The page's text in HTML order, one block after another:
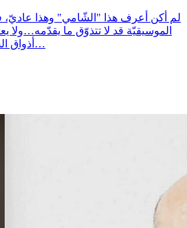
لم أكن أعرف هذا "الشّامي" وهذا
الموسيقيّة قد لا تتذوّق ما
أذواق الشّباب الّذين يحبّونه…فلكلّ…